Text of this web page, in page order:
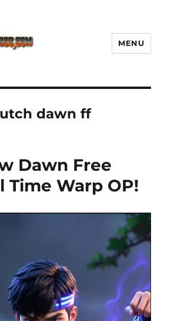
Game Ini Pasti
MENU
dawn ff
Dawn Free
Time Warp OP!